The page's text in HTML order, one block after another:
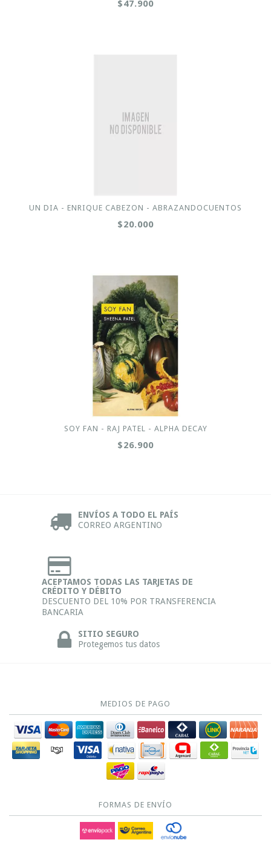
$47.900
UN DIA - ENRIQUE CABEZON - ABRAZANDOCUENTOS
$20.000
SOY FAN - RAJ PATEL - ALPHA DECAY
$26.900
ENVÍOS A TODO EL PAÍS
CORREO ARGENTINO
ACEPTAMOS TODAS LAS TARJETAS DE
CRÉDITO Y DÉBITO
DESCUENTO DEL 10% POR TRANSFERENCIA
BANCARIA
SITIO SEGURO
Protegemos tus datos
MEDIOS DE PAGO
FORMAS DE ENVÍO